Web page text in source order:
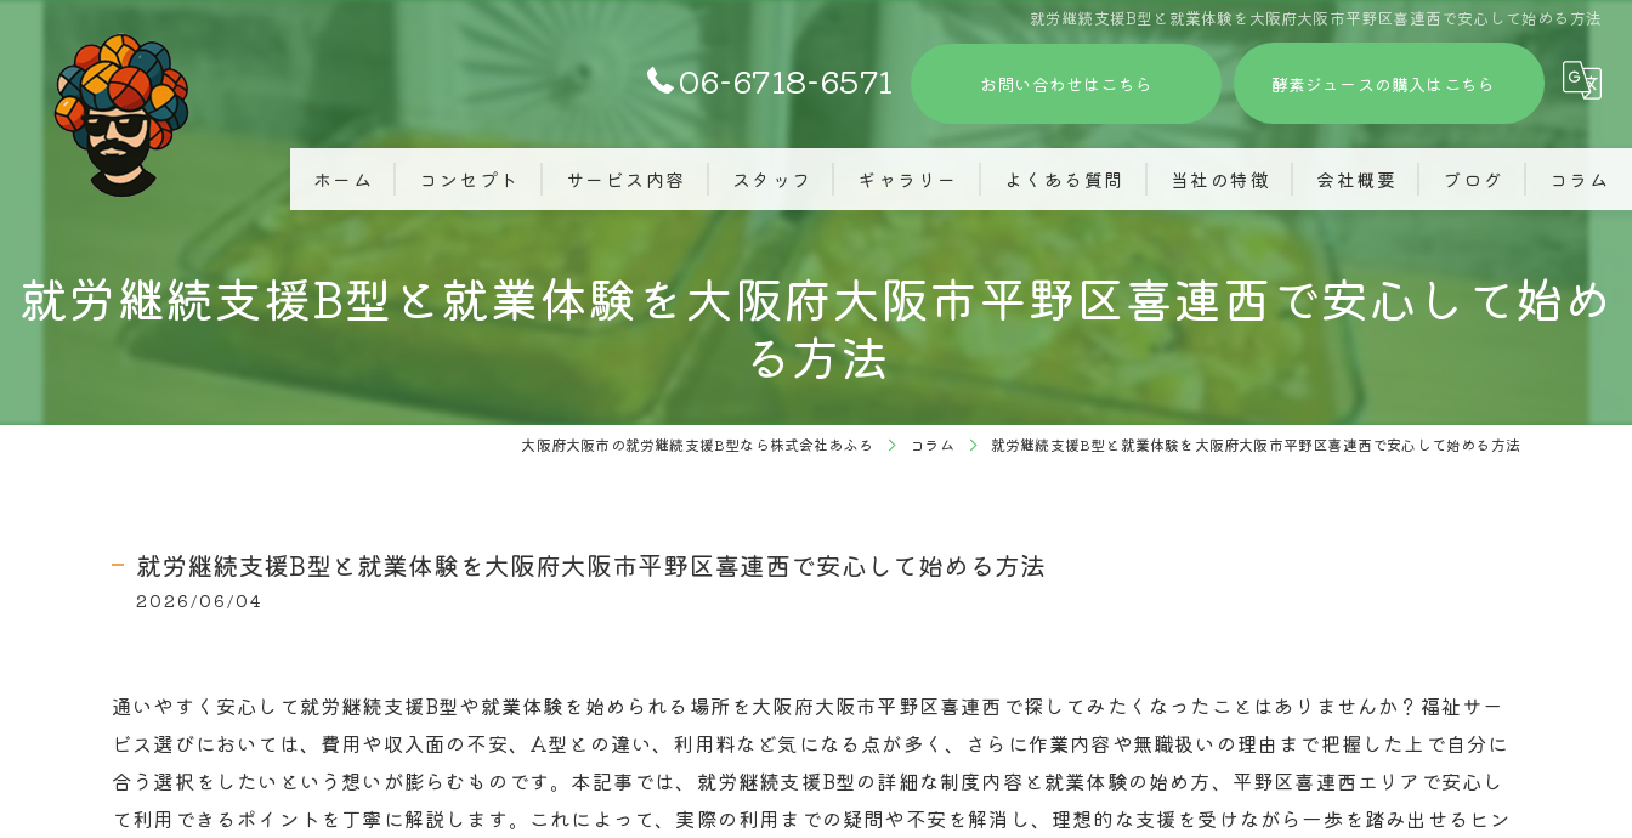
就労継続支援B型と就業体験を大阪府大阪市平野区喜連西で安心して始める方法
06-6718-6571 お問い合わせはこちら 酵素ジュースの購入はこちら
ホーム コンセプト サービス内容 スタッフ ギャラリー よくある質問 当社の特徴
グループホーム
精神障がい
会社概要
就労継続支援あふろ
株式会社JIMOTO
ブログ コラム
就労継続支援B型と就業体験を大阪府大阪市平野区喜連西で安心して始め
る方法
大阪府大阪市の就労継続支援B型なら株式会社あふろ コラム 就労継続支援B型と就業体験を大阪府大阪市平野区喜連西で安心して始める方法
就労継続支援B型と就業体験を大阪府大阪市平野区喜連西で安心して始める方法
2026/06/04
通いやすく安心して就労継続支援B型や就業体験を始められる場所を大阪府大阪市平野区喜連西で探してみたくなったことはありませんか？福祉サー
ビス選びにおいては、費用や収入面の不安、A型との違い、利用料など気になる点が多く、さらに作業内容や無職扱いの理由まで把握した上で自分に
合う選択をしたいという想いが膨らむものです。本記事では、就労継続支援B型の詳細な制度内容と就業体験の始め方、平野区喜連西エリアで安心し
て利用できるポイントを丁寧に解説します。これによって、実際の利用までの疑問や不安を解消し、理想的な支援を受けながら一歩を踏み出せるヒン